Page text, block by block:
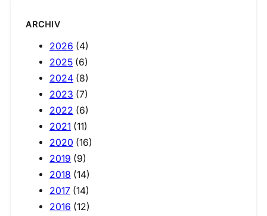
ARCHIV
2026 (4)
2025 (6)
2024 (8)
2023 (7)
2022 (6)
2021 (11)
2020 (16)
2019 (9)
2018 (14)
2017 (14)
2016 (12)